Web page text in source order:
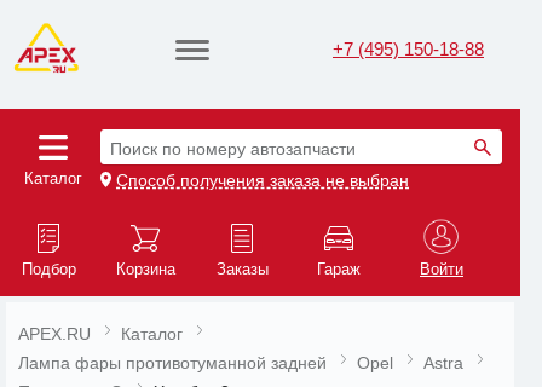
+7 (495) 150-18-88
Каталог
Поиск по номеру автозапчасти
Способ получения заказа не выбран
Подбор Корзина Заказы Гараж Войти
APEX.RU
Каталог
Лампа фары противотуманной задней
Opel
Astra